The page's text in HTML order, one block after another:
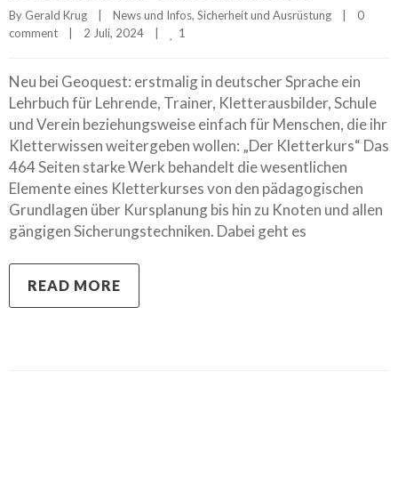
By Gerald Krug News und Infos, Sicherheit und Ausrüstung
0
comment
2 Juli, 2024 1
Neu bei Geoquest: erstmalig in deutscher Sprache ein
Lehrbuch für Lehrende, Trainer, Kletterausbilder, Schule
und Verein beziehungsweise einfach für Menschen, die ihr
Kletterwissen weitergeben wollen: „Der Kletterkurs“ Das
464 Seiten starke Werk behandelt die wesentlichen
Elemente eines Kletterkurses von den pädagogischen
Grundlagen über Kursplanung bis hin zu Knoten und allen
gängigen Sicherungstechniken. Dabei geht es
READ MORE